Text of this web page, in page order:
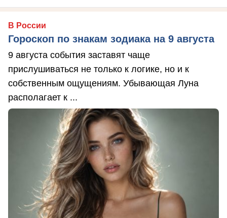
В России
Гороскоп по знакам зодиака на 9 августа
9 августа события заставят чаще
прислушиваться не только к логике, но и к
собственным ощущениям. Убывающая Луна
располагает к ...